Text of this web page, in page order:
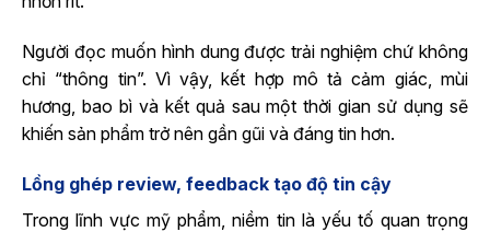
Người đọc muốn hình dung được trải nghiệm chứ không
chỉ “thông tin”. Vì vậy, kết hợp mô tả cảm giác, mùi
hương, bao bì và kết quả sau một thời gian sử dụng sẽ
khiến sản phẩm trở nên gần gũi và đáng tin hơn.
Lồng ghép review, feedback tạo độ tin cậy
Trong lĩnh vực mỹ phẩm, niềm tin là yếu tố quan trọng